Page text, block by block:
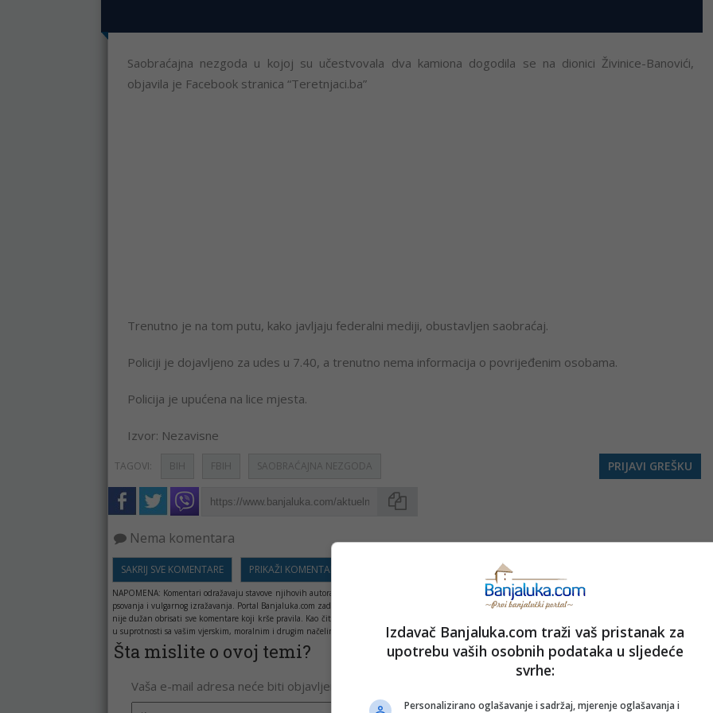
Saobraćajna nezgoda u kojoj su učestvovala dva kamiona dogodila se na dionici Živinice-Banovići,
objavila je Facebook stranica “Teretnjaci.ba”
Trenutno je na tom putu, kako javljaju federalni mediji, obustavljen saobraćaj.
Policiji je dojavljeno za udes u 7.40, a trenutno nema informacija o povrijeđenim osobama.
Policija je upućena na lice mjesta.
Izvor: Nezavisne
TAGOVI: BIH FBIH SAOBRAĆAJNA NEZGODA PRIJAVI GREŠKU
Nema komentara
SAKRIJ SVE KOMENTARE PRIKAŽI KOMENTARE
NAPOMENA: Komentari odražavaju stavove njihovih autora, a ne nužno i stavove internet portala Banjaluka.com. Molimo korisnike da se suzdrže od vrijeđanja,
psovanja i vulgarnog izražavanja. Portal Banjaluka.com zadržava pravo da obriše komentar bez najave i objašnjenja. Zbog velikog broja komentara Banjaluka.com
nije dužan obrisati sve komentare koji krše pravila. Kao čitalac takođe prihvatate mogućnost da među komentarima mogu biti pronađeni sadržaji koji mogu biti
u suprotnosti sa vašim vjerskim, moralnim i drugim načelima i uvjerenjima.
Šta mislite o ovoj temi?
Vaša e-mail adresa neće biti objavljena. Sva polja su obavezna!
Izdavač Banjaluka.com traži vaš pristanak za
upotrebu vaših osobnih podataka u sljedeće
svrhe:
Personalizirano oglašavanje i sadržaj, mjerenje oglašavanja i